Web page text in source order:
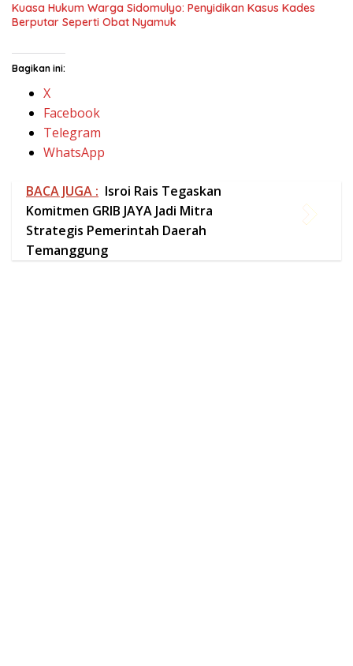
WhatsApp
BACA JUGA :
Komitmen GRIB JAYA Jadi Mitra
Strategis Pemerintah Daerah
Temanggung